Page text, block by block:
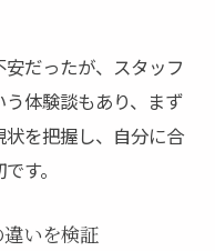
安だったが、スタッフ
体験談もあり、まず
を把握し、自分に合
す。
いを検証